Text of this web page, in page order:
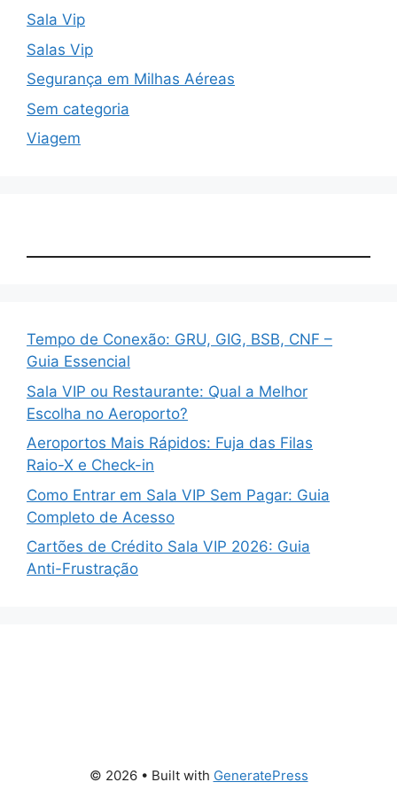
Sala Vip
Salas Vip
Segurança em Milhas Aéreas
Sem categoria
Viagem
Tempo de Conexão: GRU, GIG, BSB, CNF –
Guia Essencial
Sala VIP ou Restaurante: Qual a Melhor
Escolha no Aeroporto?
Aeroportos Mais Rápidos: Fuja das Filas
Raio-X e Check-in
Como Entrar em Sala VIP Sem Pagar: Guia
Completo de Acesso
Cartões de Crédito Sala VIP 2026: Guia
Anti-Frustração
© 2026 • Built with GeneratePress